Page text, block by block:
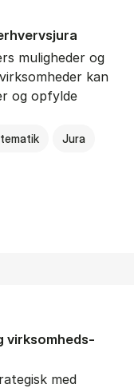
muligheder og
kan
og opfylde
Jura
og
virksomheds­
med